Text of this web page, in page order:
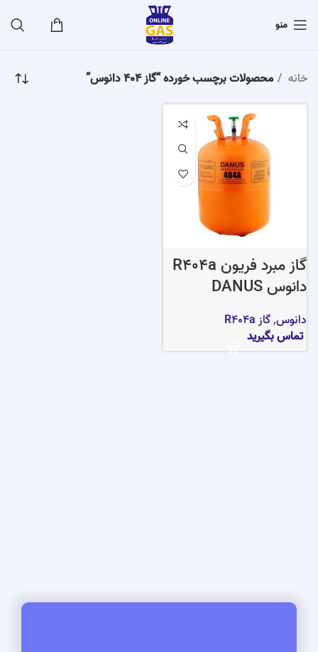
منو
خانه محصولات برچسب خورده “گاز 404 دانوس”
گاز مبرد فریون R404a
دانوس DANUS
دانوس,گاز R404a
تماس بگیرید